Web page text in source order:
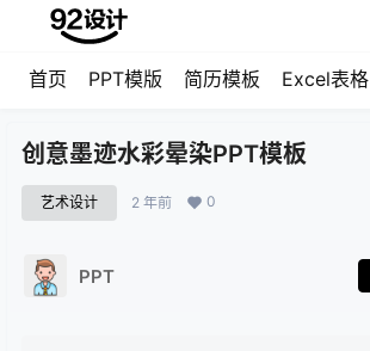
首页 PPT模版 简历模板 Excel表格
创意墨迹水彩晕染PPT模板
艺术设计 2 年前 0
PPT